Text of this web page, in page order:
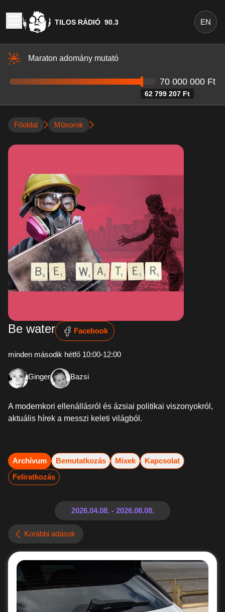
TILOS RÁDIÓ 90.3 EN
Maraton adomány mutató
62 799 207 Ft
70 000 000 Ft
Főoldal Műsorok
Be water Facebook
minden második hétfő 10:00-12:00
Ginger Bazsi
A modernkori ellenállásról és ázsiai politikai viszonyokról,
aktuális hírek a messzi keleti világból.
Archívum Bemutatkozás Mixek
Kapcsolat
Feliratkozás
Korábbi adások